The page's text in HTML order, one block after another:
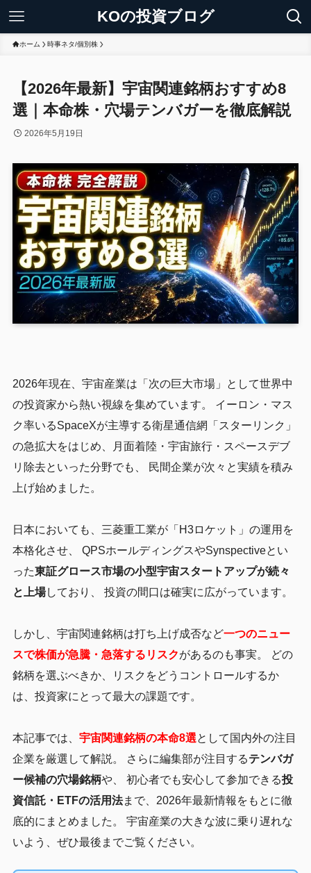
KOの投資ブログ
ホーム 時事ネタ/個別株
【2026年最新】宇宙関連銘柄おすすめ8
選｜本命株・穴場テンバガーを徹底解説
2026年5月19日
2026年現在、宇宙産業は「次の巨大市場」として世界中
の投資家から熱い視線を集めています。 イーロン・マス
ク率いるSpaceXが主導する衛星通信網「スターリンク」
の急拡大をはじめ、月面着陸・宇宙旅行・スペースデブ
リ除去といった分野でも、 民間企業が次々と実績を積み
上げ始めました。
日本においても、三菱重工業が「H3ロケット」の運用を
本格化させ、 QPSホールディングスやSynspectiveとい
った東証グロース市場の小型宇宙スタートアップが続々
と上場しており、 投資の間口は確実に広がっています。
しかし、宇宙関連銘柄は打ち上げ成否など一つのニュー
スで株価が急騰・急落するリスクがあるのも事実。 どの
銘柄を選ぶべきか、リスクをどうコントロールするか
は、投資家にとって最大の課題です。
本記事では、 宇宙関連銘柄の本命8選として国内外の注目
企業を厳選して解説。 さらに編集部が注目するテンバガ
ー候補の穴場銘柄や、 初心者でも安心して参加できる投
資信託・ETFの活用法まで、2026年最新情報をもとに徹
底的にまとめました。 宇宙産業の大きな波に乗り遅れな
いよう、ぜひ最後までご覧ください。